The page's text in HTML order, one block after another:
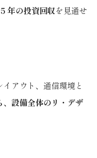
年の投資回収を見通せ
アウト、通信環境と
、設備全体のリ・デザ